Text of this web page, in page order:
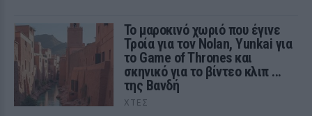
Το μαροκινό χωριό που έγινε
Τροία για τον Nolan, Yunkai για
το Game of Thrones και
σκηνικό για το βίντεο κλιπ ...
της Βανδή
ΧΤΕΣ